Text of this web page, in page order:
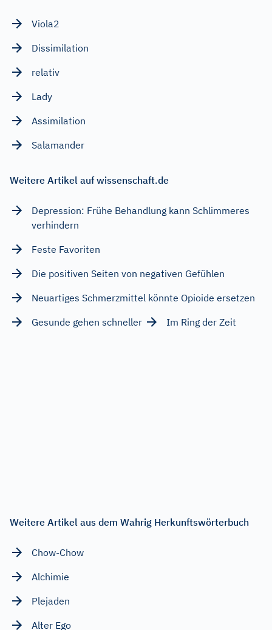
Viola2
Dissimilation
relativ
Lady
Assimilation
Salamander
Weitere Artikel auf wissenschaft.de
Depression: Frühe Behandlung kann Schlimmeres
verhindern
Feste Favoriten
Die positiven Seiten von negativen Gefühlen
Neuartiges Schmerzmittel könnte Opioide ersetzen
Gesunde gehen schneller
Im Ring der Zeit
Weitere Artikel aus dem Wahrig Herkunftswörterbuch
Chow-Chow
Alchimie
Plejaden
Alter Ego